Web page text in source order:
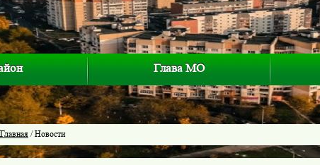
Глава МО
Главная / Новости